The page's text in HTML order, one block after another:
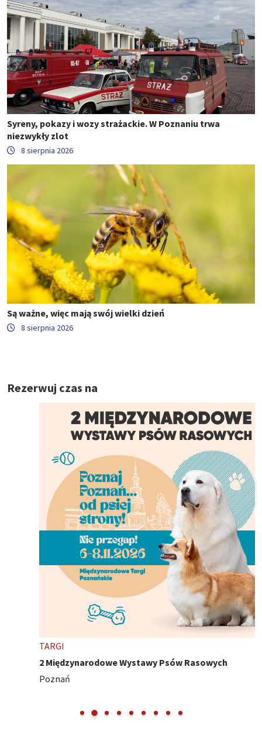
Syreny, pokazy i wozy strażackie. W Poznaniu trwa
niezwykły zlot
8 sierpnia 2026
Są ważne, więc mają swój wielki dzień
8 sierpnia 2026
Rezerwuj czas na
2 Międzynarodowe Wystawy Psów Rasowych